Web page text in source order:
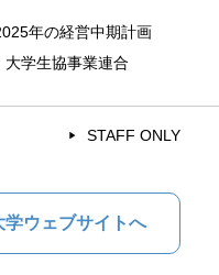
年の経営中期計画
大学生協事業連合
STAFF ONLY
学ウェブサイトへ